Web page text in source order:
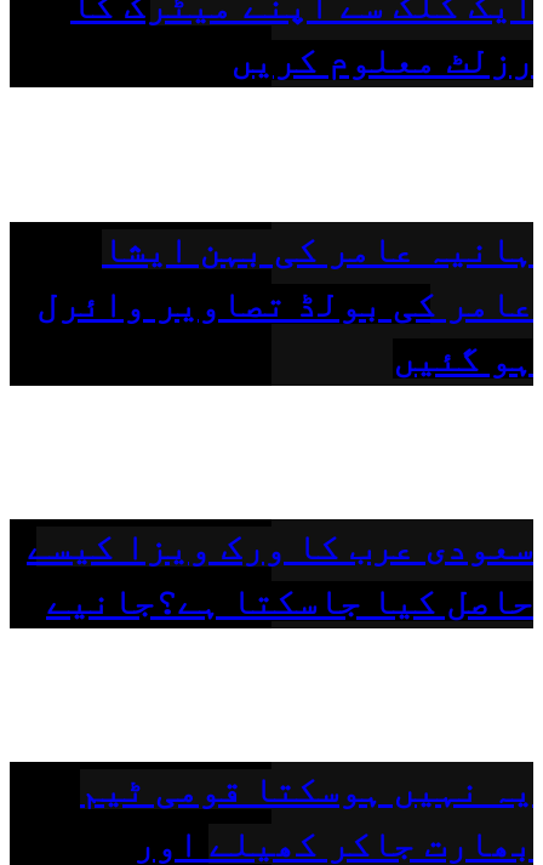
رزلٹ معلوم کریں
ہانیہ عامر کی بہن ایشا
عامر کی بولڈ تصاویر وائرل
ہو گئیں
سعودی عرب کا ورک ویزا کیسے
حاصل کیا جاسکتا ہے؟جانیے
یہ نہیں ہوسکتا قومی ٹیم
بھارت جاکر کھیلے اور